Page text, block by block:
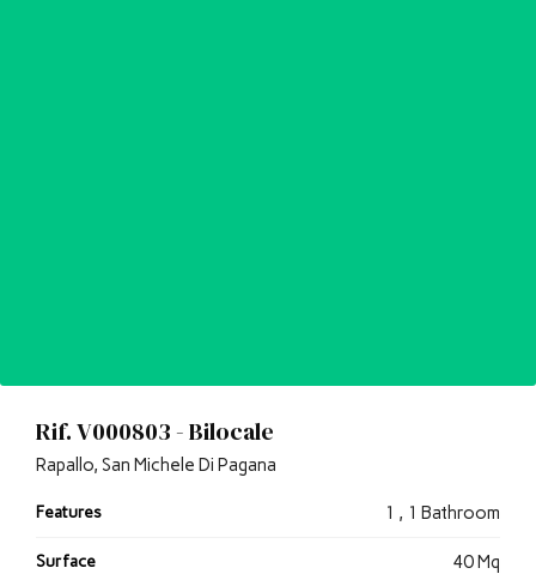
Rif. V000803 - Bilocale
Rapallo, San Michele Di Pagana
Features 1 , 1 Bathroom
Surface 40 Mq